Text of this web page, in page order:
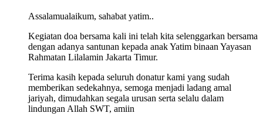
Assalamualaikum, sahabat yatim..
Kegiatan doa bersama kali ini telah kita selenggarkan bersama
dengan adanya santunan kepada anak Yatim binaan Yayasan
Rahmatan Lilalamin Jakarta Timur.
Terima kasih kepada seluruh donatur kami yang sudah
memberikan sedekahnya, semoga menjadi ladang amal
jariyah, dimudahkan segala urusan serta selalu dalam
lindungan Allah SWT, amiin